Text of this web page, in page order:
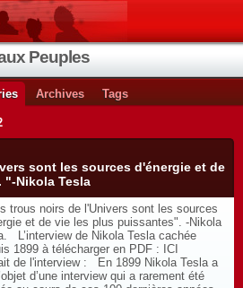
Peuples
Archives Tags
sont les sources d'énergie et de
Nikola Tesla
trous noirs de l'Univers sont les sources
et de vie les plus puissantes". -Nikola
L’interview de Nikola Tesla cachée
1899 à télécharger en PDF : ICI
de l'interview : En 1899 Nikola Tesla a
d’une interview qui a rarement été